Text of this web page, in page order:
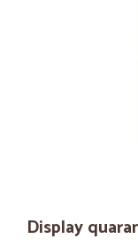
Display